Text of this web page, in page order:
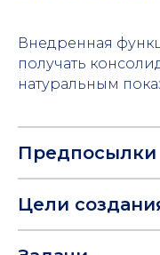
Внедренная
получать
натуральным
Предпосылки
Цели